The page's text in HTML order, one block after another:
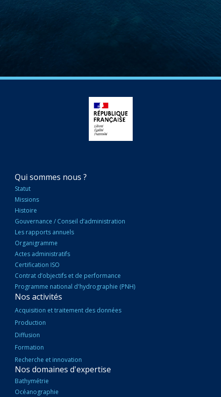
NAVIGATION
PRINCIPALE
Qui sommes nous ?
Statut
Missions
Histoire
Gouvernance / Conseil d’administration
Les rapports annuels
Organigramme
Actes administratifs
Certification ISO
Contrat d’objectifs et de performance
Programme national d'hydrographie (PNH)
Nos activités
Acquisition et traitement des données
Production
Diffusion
Formation
Recherche et innovation
Nos domaines d'expertise
Bathymétrie
Océanographie